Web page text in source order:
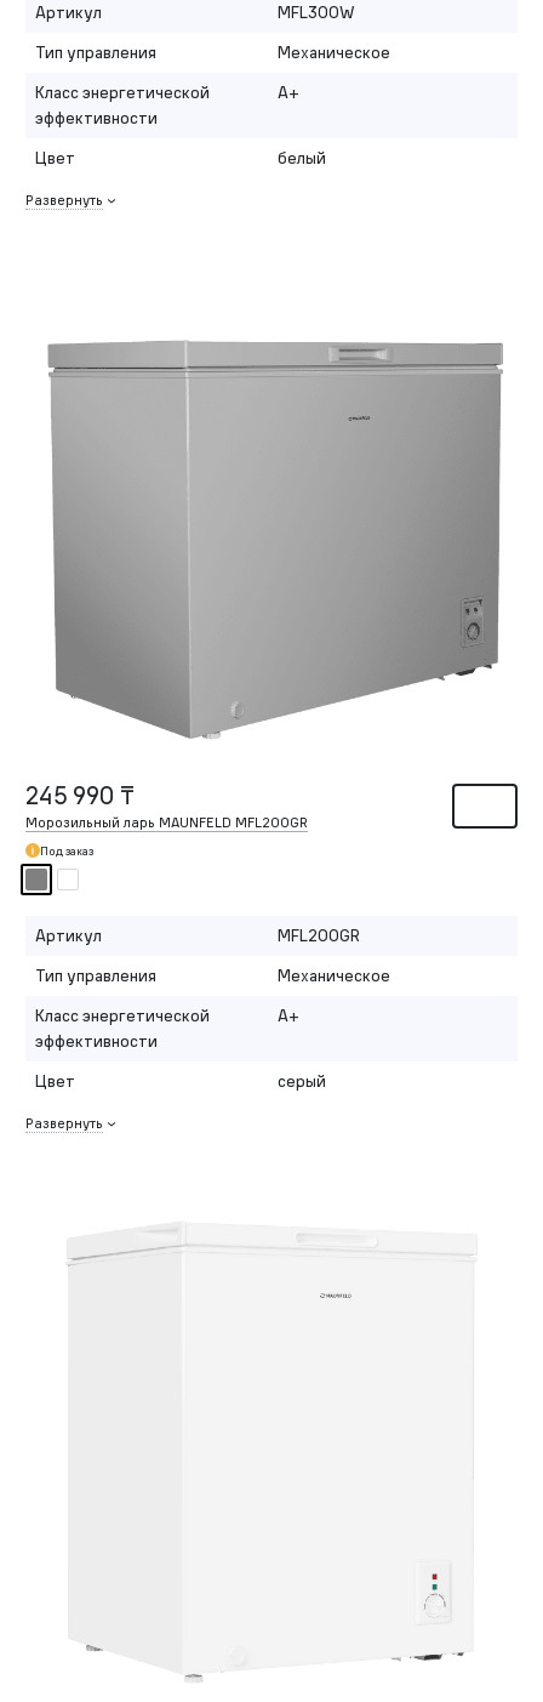
Артикул
MFL300W
Тип управления
Механическое
Класс энергетической
эффективности
A+
Цвет белый
Развернуть
245 990 ₸
Морозильный ларь MAUNFELD MFL200GR
Под заказ
Артикул
MFL200GR
Тип управления
Механическое
Класс энергетической
эффективности
A+
Цвет серый
Развернуть